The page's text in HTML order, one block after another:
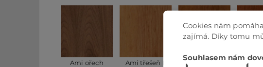
Ami ořech Ami třešeň I. Ami třešeň II. Ami
Cookies nám
zajímá. Díky tomu
Souhlasem nám